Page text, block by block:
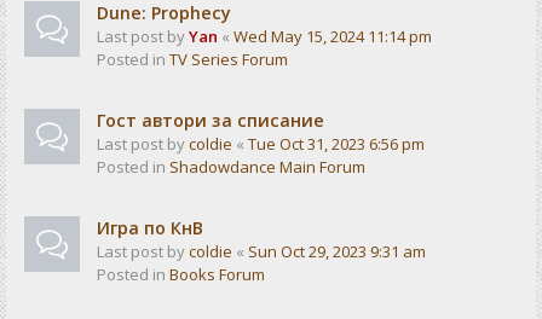
Dune: Prophecy
Last post byYan « Wed May 15, 2024 11:14 pm
Posted in TV Series Forum
Гост автори за списание
Last post bycoldie « Tue Oct 31, 2023 6:56 pm
Posted in Shadowdance Main Forum
Игра по КнВ
Last post bycoldie « Sun Oct 29, 2023 9:31 am
Posted in Books Forum